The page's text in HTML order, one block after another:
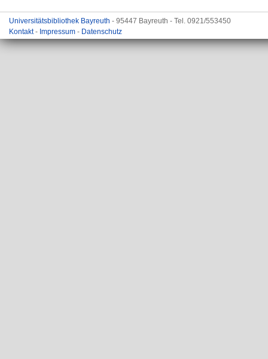
Universitätsbibliothek Bayreuth - 95447 Bayreuth - Tel. 0921/553450
Kontakt- Impressum - Datenschutz